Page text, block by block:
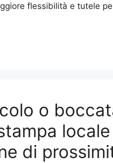
flessibilità e tutele
o
di